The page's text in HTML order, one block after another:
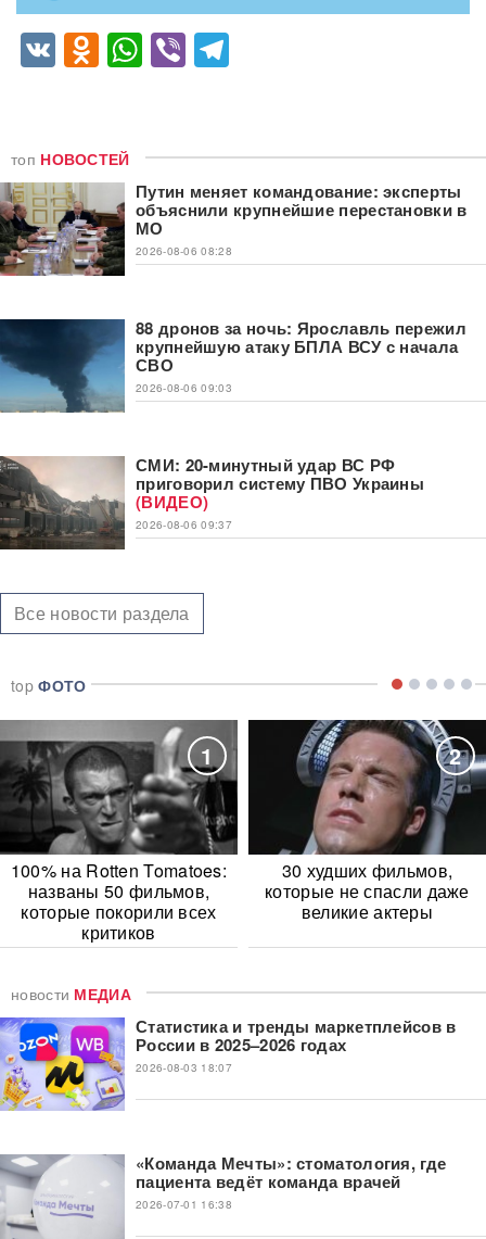
VKOdnoklassniki
WhatsApp
Viber
топ НОВОСТЕЙ
Путин меняет командование: эксперты
объяснили крупнейшие перестановки в
МО
2026-08-06 08:28
88 дронов за ночь: Ярославль пережил
крупнейшую атаку БПЛА ВСУ с начала
СВО
2026-08-06 09:03
СМИ: 20-минутный удар ВС РФ
приговорил систему ПВО Украины
(ВИДЕО)
2026-08-06 09:37
Все новости раздела
topФОТО
1
100% на Rotten Tomatoes:
названы 50 фильмов,
которые покорили всех
критиков
2
30 худших фильмов,
которые не спасли даже
великие актеры
новости МЕДИА
Статистика и тренды маркетплейсов в
России в 2025–2026 годах
2026-08-03 18:07
«Команда Мечты»: стоматология, где
пациента ведёт команда врачей
2026-07-01 16:38